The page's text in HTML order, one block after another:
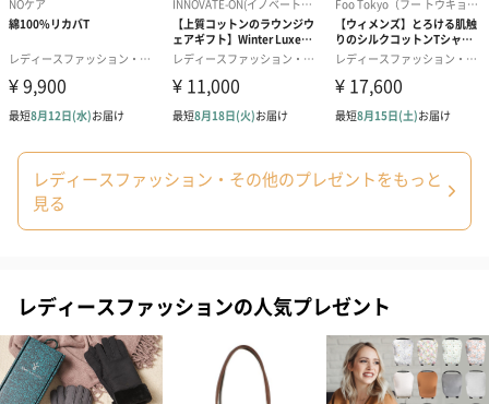
生花のブーケを同梱します。
※9-15時にご注文いただく場合、最短のお届け可能日が通常より
も1日遅くなります。
わり）（1,880円）
ーン）（1,650円）
ドライフラワー・プリザーブドフラワー
レディースファッション・その他のプレゼントをもっと
見る
レディースファッションの人気プレゼント